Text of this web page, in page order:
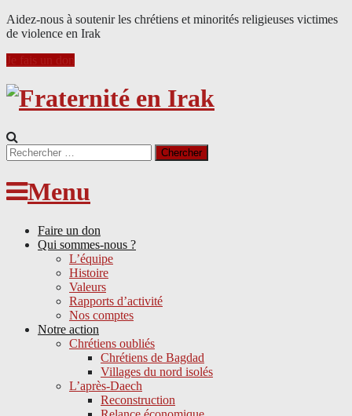
Aidez-nous à soutenir les chrétiens et minorités religieuses victimes
de violence en Irak
Je fais un don
Search
for:
Menu
Faire un don
Qui sommes-nous ?
L’équipe
Histoire
Valeurs
Rapports d’activité
Nos comptes
Notre action
Chrétiens oubliés
Chrétiens de Bagdad
Villages du nord isolés
L’après-Daech
Reconstruction